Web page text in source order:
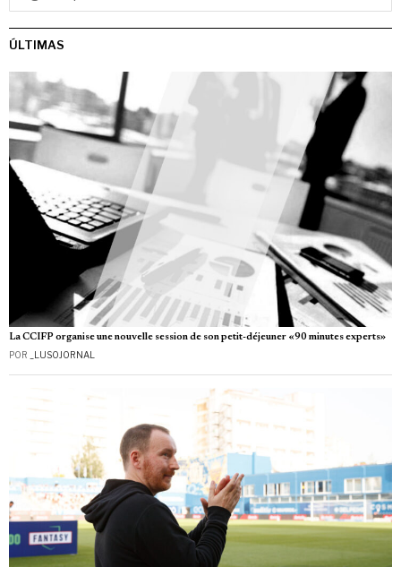
ÚLTIMAS
La CCIFP organise une nouvelle session de son petit-déjeuner «90 minutes experts»
POR _LUSOJORNAL